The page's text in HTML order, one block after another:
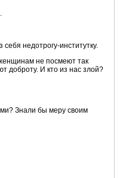
недотрогу-институтку.
не посмеют так
доброту. И кто из нас злой?
Знали бы меру своим